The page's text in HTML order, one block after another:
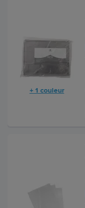
+ 1 couleur